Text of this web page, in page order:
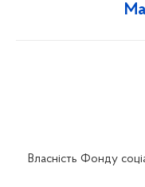
Власність Фонду